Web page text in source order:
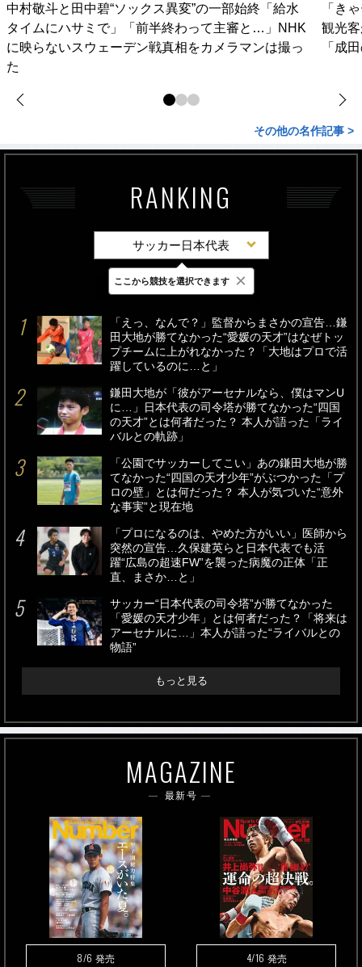
中村敬斗と田中碧“ソックス異変”の一部始終「給水
タイムにハサミで」「前半終わって主審と…」NHK
に映らないスウェーデン戦真相をカメラマンは撮っ
た
「き
観光
「成
その他の名作記事 >
RANKING
サッカー日本代表
最新 24時間 週間
「えっ、なんで？」監督からまさかの宣告…鎌
田大地が勝てなかった“愛媛の天才”はなぜトッ
プチームに上がれなかった？「大地はプロで活
躍しているのに…と」
鎌田大地が「彼がアーセナルなら、僕はマンU
に…」日本代表の司令塔が勝てなかった“四国
の天才”とは何者だった？ 本人が語った「ライ
バルとの軌跡」
「公園でサッカーしてこい」あの鎌田大地が勝
てなかった“四国の天才少年”がぶつかった「プ
ロの壁」とは何だった？ 本人が気づいた“意外
な事実”と現在地
「プロになるのは、やめた方がいい」医師から
突然の宣告…久保建英らと日本代表でも活
躍“広島の超速FW”を襲った病魔の正体「正
直、まさか…と」
サッカー“日本代表の司令塔”が勝てなかった
「愛媛の天才少年」とは何者だった？「将来は
アーセナルに…」本人が語った“ライバルとの
物語”
もっと見る
MAGAZINE
最新号
8/6 発売 4/16 発売
ここから競技を選択できます ×